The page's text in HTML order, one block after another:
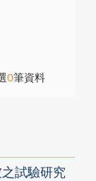
0筆資料
試驗研究